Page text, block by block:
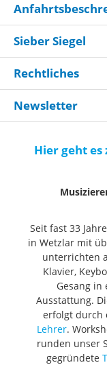
Sieber Siegel
Rechtliches
Newsletter
Hier geht es
Seit fast 33
in Wetzlar mit
unterrichten
Klavier,
Gesang
Ausstattung.
erfolgt durch
Lehrer.
runden unser
gegründete